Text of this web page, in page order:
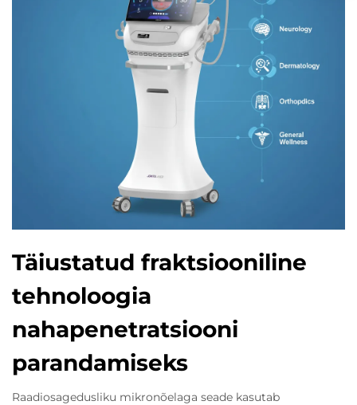
Täiustatud fraktsiooniline
tehnoloogia
nahapenetratsiooni
parandamiseks
Raadiosagedusliku mikronõelaga seade kasutab